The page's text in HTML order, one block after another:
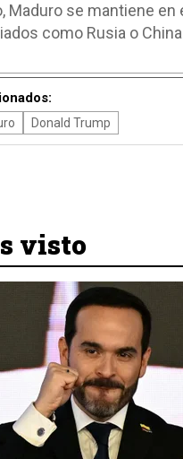
Maduro se mantiene en
como Rusia o
Donald Trump
visto